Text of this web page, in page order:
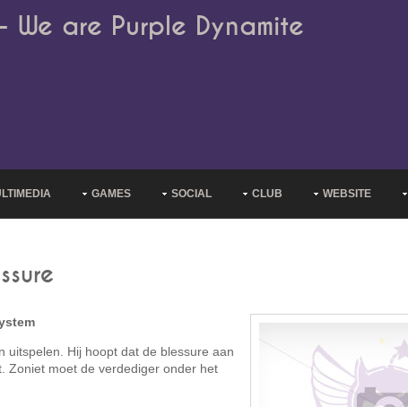
are Purple Dynamite
GAMES SOCIAL CLUB WEBSITE
uitspelen. Hij hoopt dat de blessure aan
Zoniet moet de verdediger onder het